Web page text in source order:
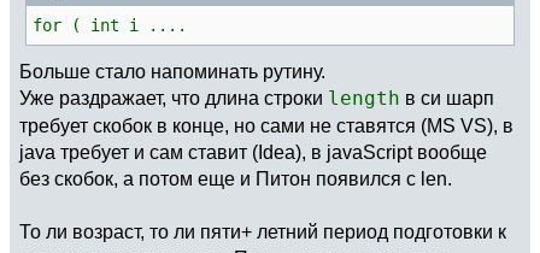
for ( int i ....
Больше стало напоминать рутину.
Уже раздражает, что длина строки length в си шарп
требует скобок в конце, но сами не ставятся (MS VS), в
java требует и сам ставит (Idea), в javaScript вообще
без скобок, а потом еще и Питон появился с len.
То ли возраст, то ли пяти+ летний период подготовки к